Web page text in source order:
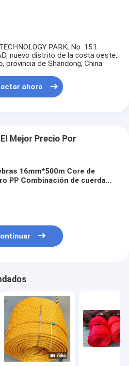
PARK, No. 151
nuevo distrito de la costa oeste,
provincia de Shandong, China
ahora
Mejor Precio Por
16mm*500m Core de
PP Combinación de cuerda